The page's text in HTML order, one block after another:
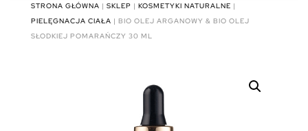
STRONA GŁÓWNA | SKLEP | KOSMETYKI NATURALNE |
PIELĘGNACJA CIAŁA | BIO OLEJ ARGANOWY & BIO OLEJ
SŁODKIEJ POMARAŃCZY 30 ML